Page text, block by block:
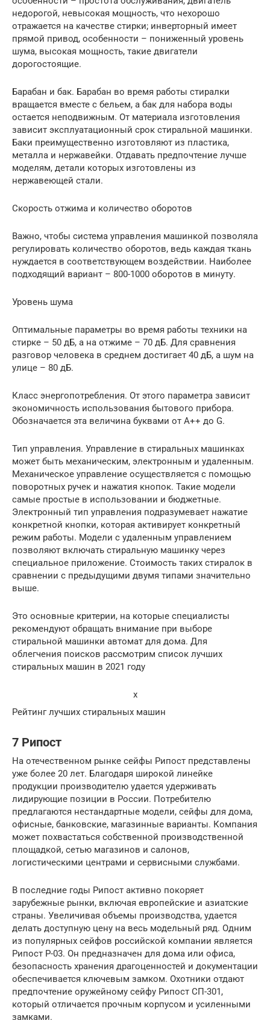
недорогой, невысокая мощность, что нехорошо
отражается на качестве стирки; инверторный имеет
прямой привод, особенности – пониженный уровень
шума, высокая мощность, такие двигатели
дорогостоящие.
Барабан и бак. Барабан во время работы стиралки
вращается вместе с бельем, а бак для набора воды
остается неподвижным. От материала изготовления
зависит эксплуатационный срок стиральной машинки.
Баки преимущественно изготовляют из пластика,
металла и нержавейки. Отдавать предпочтение лучше
моделям, детали которых изготовлены из
нержавеющей стали.
Скорость отжима и количество оборотов
Важно, чтобы система управления машинкой позволяла
регулировать количество оборотов, ведь каждая ткань
нуждается в соответствующем воздействии. Наиболее
подходящий вариант – 800-1000 оборотов в минуту.
Уровень шума
Оптимальные параметры во время работы техники на
стирке – 50 дБ, а на отжиме – 70 дБ. Для сравнения
разговор человека в среднем достигает 40 дБ, а шум на
улице – 80 дБ.
Класс энергопотребления. От этого параметра зависит
экономичность использования бытового прибора.
Обозначается эта величина буквами от А++ до G.
Тип управления. Управление в стиральных машинках
может быть механическим, электронным и удаленным.
Механическое управление осуществляется с помощью
поворотных ручек и нажатия кнопок. Такие модели
самые простые в использовании и бюджетные.
Электронный тип управления подразумевает нажатие
конкретной кнопки, которая активирует конкретный
режим работы. Модели с удаленным управлением
позволяют включать стиральную машинку через
специальное приложение. Стоимость таких стиралок в
сравнении с предыдущими двумя типами значительно
выше.
Это основные критерии, на которые специалисты
рекомендуют обращать внимание при выборе
стиральной машинки автомат для дома. Для
облегчения поисков рассмотрим список лучших
стиральных машин в 2021 году
x
Рейтинг лучших стиральных машин
7 Рипост
На отечественном рынке сейфы Рипост представлены
уже более 20 лет. Благодаря широкой линейке
продукции производителю удается удерживать
лидирующие позиции в России. Потребителю
предлагаются нестандартные модели, сейфы для дома,
офисные, банковские, магазинные варианты. Компания
может похвастаться собственной производственной
площадкой, сетью магазинов и салонов,
логистическими центрами и сервисными службами.
В последние годы Рипост активно покоряет
зарубежные рынки, включая европейские и азиатские
страны. Увеличивая объемы производства, удается
делать доступную цену на весь модельный ряд. Одним
из популярных сейфов российской компании является
Рипост Р-03. Он предназначен для дома или офиса,
безопасность хранения драгоценностей и документации
обеспечивается ключевым замком. Охотники отдают
предпочтение оружейному сейфу Рипост СП-301,
который отличается прочным корпусом и усиленными
замками.